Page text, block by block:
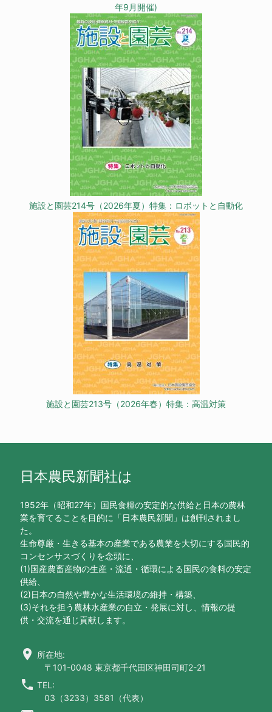
年9月開催)
施設と園芸214号（2026年夏）特集：ロボットと自動化
施設と園芸213号（2026年春）特集：高温対策
日本農民新聞社は
1952年（昭和27年）国民食糧の安定的な供給と日本の農林
業を育てることを目的に「日本農民新聞」は創刊されまし
た。
生命尊厳・生きる基本の産業である農業を大切にする国民的
コンセンサスづくりを念頭に、
(1)国産農畜産物の生産・流通・循環による国民の食料の安定
供給、
(2)日本の自然や豊かな生活環境の維持・構築、
(3)それを担う農林水産業の自立・発展に対し、情報の提
供・交流を通じ貢献します。
location_on 所在地:
〒101-0048 東京都千代田区神田司町2-21
call TEL:
03（3233）3581（代表）